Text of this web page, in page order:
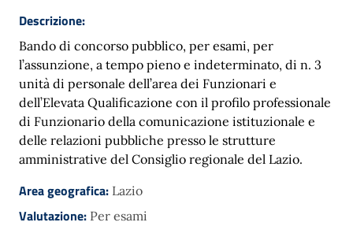
Descrizione:
Bando di concorso pubblico, per esami, per
l’assunzione, a tempo pieno e indeterminato, di n. 3
unità di personale dell’area dei Funzionari e
dell’Elevata Qualificazione con il profilo professionale
di Funzionario della comunicazione istituzionale e
delle relazioni pubbliche presso le strutture
amministrative del Consiglio regionale del Lazio.
Area geografica: Lazio
Valutazione: Per esami